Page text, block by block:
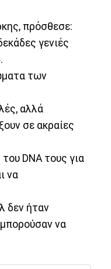
πρόσθεσε:
γενιές
των
αλλά
σε ακραίες
DNA τους για
να
δεν ήταν
μπορούσαν να